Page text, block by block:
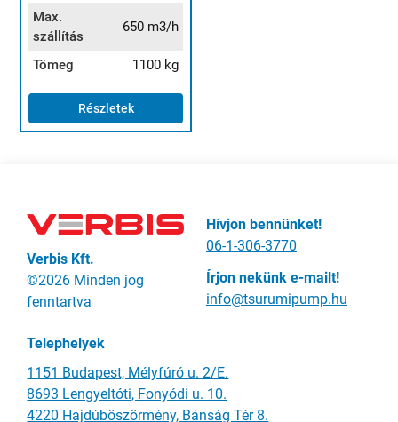
Max.
szállítás
650 m3/h
Tömeg 1100 kg
Részletek
Verbis Kft.
©2026 Minden jog
fenntartva
Hívjon bennünket!
06-1-306-3770
Írjon nekünk e-mailt!
info@tsurumipump.hu
Telephelyek
1151 Budapest, Mélyfúró u. 2/E.
8693 Lengyeltóti, Fonyódi u. 10.
4220 Hajdúböszörmény, Bánság Tér 8.